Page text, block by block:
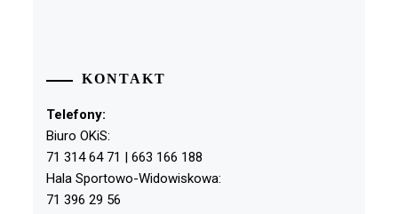
KONTAKT
Telefony:
Biuro OKiS:
71 314 64 71 | 663 166 188
Hala Sportowo-Widowiskowa:
71 396 29 56